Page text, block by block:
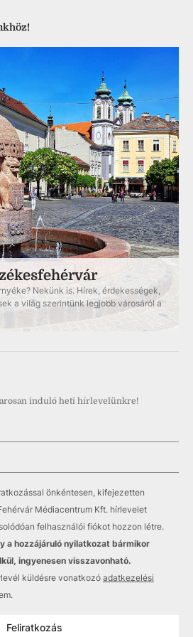
Nekünk is. Hírek, érdekességek,
a világ szerintünk legjobb városáról a
induló heti hírlevelünkre!
önkéntesen, kifejezetten
Médiacentrum Kft. hírlevelet
felhasználói fiókot hozzon létre.
a hozzájáruló nyilatkozat bármikor
ingyenesen visszavonható.
küldésre vonatkozó adatkezelési
Feliratkozás